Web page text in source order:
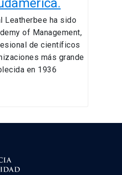
Leatherbee ha sido
of Management,
de científicos
más grande
en 1936